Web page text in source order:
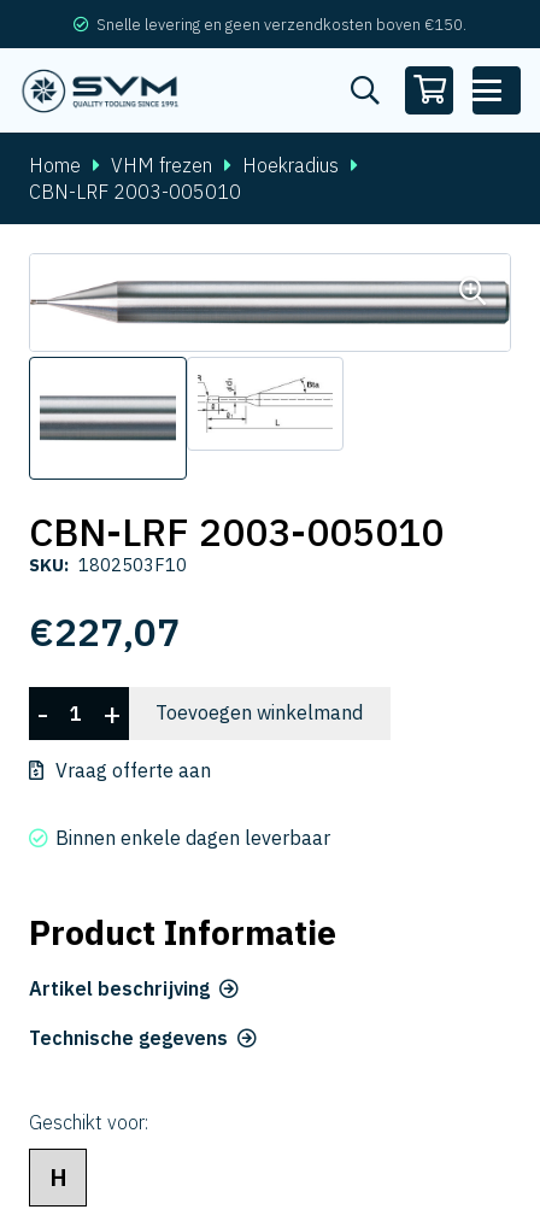
Snelle levering en geen verzendkosten boven €150.
Home VHM frezen
Hoekradius
CBN-LRF 2003-005010
CBN-LRF 2003-005010
SKU: 1802503F10
€227,07
CBN-
LRF
2003-
aantal
- + Toevoegen winkelmand
Vraag offerte aan
Binnen enkele dagen leverbaar
Product Informatie
Artikel beschrijving
Technische gegevens
Geschikt voor:
H